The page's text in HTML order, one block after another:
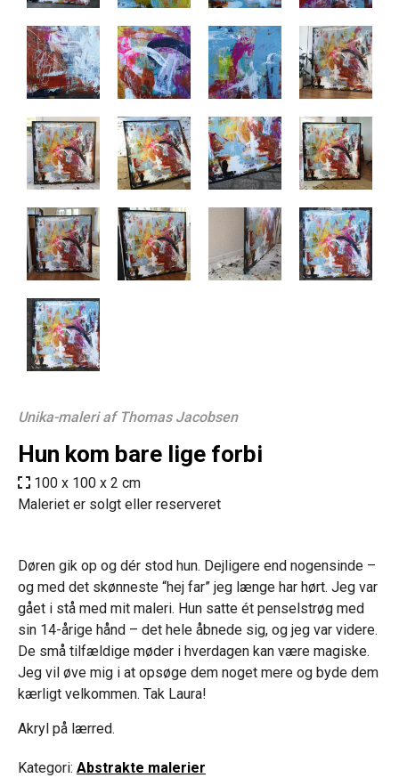
Unika-maleri af Thomas Jacobsen
Hun kom bare lige forbi
100 x 100 x 2 cm
Maleriet er solgt eller reserveret
Døren gik op og dér stod hun. Dejligere end nogensinde –
og med det skønneste “hej far” jeg længe har hørt. Jeg var
gået i stå med mit maleri. Hun satte ét penselstrøg med
sin 14-årige hånd – det hele åbnede sig, og jeg var videre.
De små tilfældige møder i hverdagen kan være magiske.
Jeg vil øve mig i at opsøge dem noget mere og byde dem
kærligt velkommen. Tak Laura!
Akryl på lærred.
Kategori: Abstrakte malerier